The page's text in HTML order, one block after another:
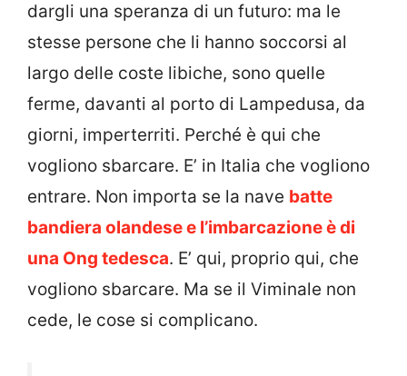
dargli una speranza di un futuro: ma le
stesse persone che li hanno soccorsi al
largo delle coste libiche, sono quelle
ferme, davanti al porto di Lampedusa, da
giorni, imperterriti. Perché è qui che
vogliono sbarcare. E’ in Italia che vogliono
entrare. Non importa se la nave batte
bandiera olandese e l’imbarcazione è di
una Ong tedesca. E’ qui, proprio qui, che
vogliono sbarcare. Ma se il Viminale non
cede, le cose si complicano.